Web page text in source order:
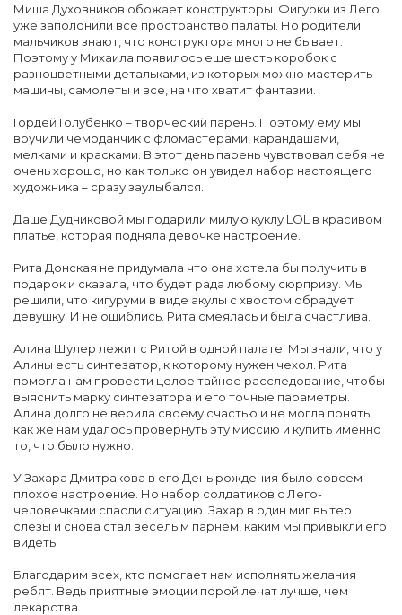
Миша Духовников обожает конструкторы. Фигурки из Лего
уже заполонили все пространство палаты. Но родители
мальчиков знают, что конструктора много не бывает.
Поэтому у Михаила появилось еще шесть коробок с
разноцветными детальками, из которых можно мастерить
машины, самолеты и все, на что хватит фантазии.
Гордей Голубенко – творческий парень. Поэтому ему мы
вручили чемоданчик с фломастерами, карандашами,
мелками и красками. В этот день парень чувствовал себя не
очень хорошо, но как только он увидел набор настоящего
художника – сразу заулыбался.
Даше Дудниковой мы подарили милую куклу LOL в красивом
платье, которая подняла девочке настроение.
Рита Донская не придумала что она хотела бы получить в
подарок и сказала, что будет рада любому сюрпризу. Мы
решили, что кигуруми в виде акулы с хвостом обрадует
девушку. И не ошиблись. Рита смеялась и была счастлива.
Алина Шулер лежит с Ритой в одной палате. Мы знали, что у
Алины есть синтезатор, к которому нужен чехол. Рита
помогла нам провести целое тайное расследование, чтобы
выяснить марку синтезатора и его точные параметры.
Алина долго не верила своему счастью и не могла понять,
как же нам удалось провернуть эту миссию и купить именно
то, что было нужно.
У Захара Дмитракова в его День рождения было совсем
плохое настроение. Но набор солдатиков с Лего-
человечками спасли ситуацию. Захар в один миг вытер
слезы и снова стал веселым парнем, каким мы привыкли его
видеть.
Благодарим всех, кто помогает нам исполнять желания
ребят. Ведь приятные эмоции порой лечат лучше, чем
лекарства.